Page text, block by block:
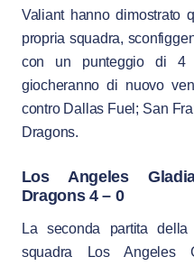
Valiant hanno dimostrato
propria squadra,
con un punteggio di 4
giocheranno di nuovo
contro Dallas Fuel; San
Dragons.
Los Angeles
Dragons 4 – 0
La seconda partita
squadra Los Angeles